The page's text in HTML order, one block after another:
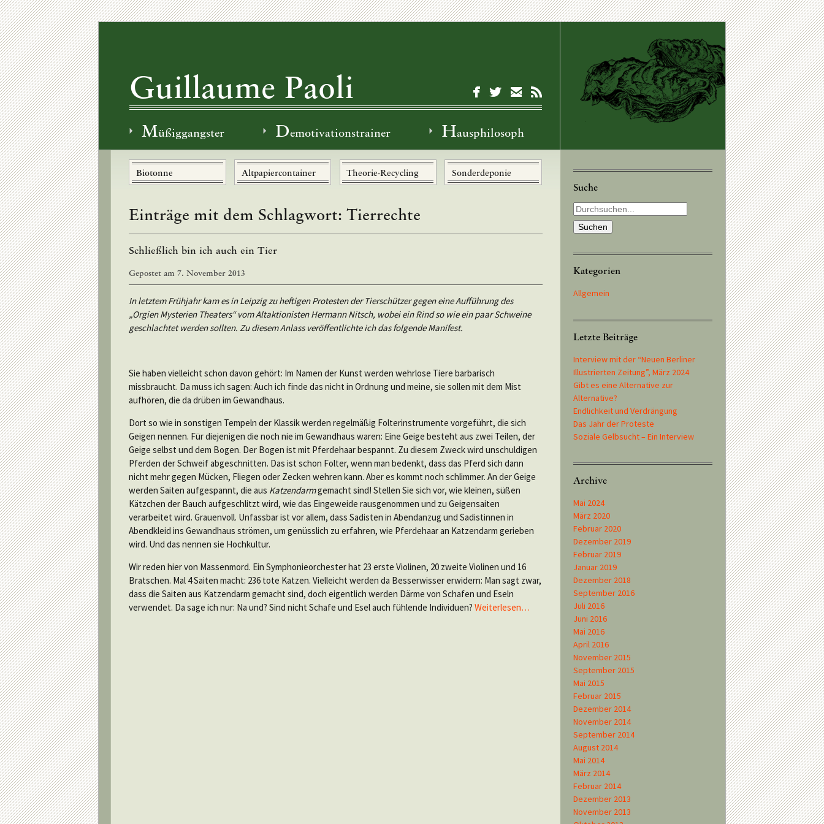
Guillaume Paoli
Müßiggangster Demotivationstrainer Hausphilosoph
Biotonne Altpapiercontainer Theorie-Recycling Sonderdeponie
Einträge mit dem Schlagwort: Tierrechte
Schließlich bin ich auch ein Tier
Gepostet am7. November 2013
In letztem Frühjahr kam es in Leipzig zu heftigen Protesten der Tierschützer gegen eine Aufführung des
„Orgien Mysterien Theaters“ vom Altaktionisten Hermann Nitsch, wobei ein Rind so wie ein paar Schweine
geschlachtet werden sollten. Zu diesem Anlass veröffentlichte ich das folgende Manifest.
Sie haben vielleicht schon davon gehört: Im Namen der Kunst werden wehrlose Tiere barbarisch
missbraucht. Da muss ich sagen: Auch ich finde das nicht in Ordnung und meine, sie sollen mit dem Mist
aufhören, die da drüben im Gewandhaus.
Dort so wie in sonstigen Tempeln der Klassik werden regelmäßig Folterinstrumente vorgeführt, die sich
Geigen nennen. Für diejenigen die noch nie im Gewandhaus waren: Eine Geige besteht aus zwei Teilen, der
Geige selbst und dem Bogen. Der Bogen ist mit Pferdehaar bespannt. Zu diesem Zweck wird unschuldigen
Pferden der Schweif abgeschnitten. Das ist schon Folter, wenn man bedenkt, dass das Pferd sich dann
nicht mehr gegen Mücken, Fliegen oder Zecken wehren kann. Aber es kommt noch schlimmer. An der Geige
werden Saiten aufgespannt, die aus Katzendarmgemacht sind! Stellen Sie sich vor, wie kleinen, süßen
Kätzchen der Bauch aufgeschlitzt wird, wie das Eingeweide rausgenommen und zu Geigensaiten
verarbeitet wird. Grauenvoll. Unfassbar ist vor allem, dass Sadisten in Abendanzug und Sadistinnen in
Abendkleid ins Gewandhaus strömen, um genüsslich zu erfahren, wie Pferdehaar an Katzendarm gerieben
wird. Und das nennen sie Hochkultur.
Wir reden hier von Massenmord. Ein Symphonieorchester hat 23 erste Violinen, 20 zweite Violinen und 16
Bratschen. Mal 4 Saiten macht: 236 tote Katzen. Vielleicht werden da Besserwisser erwidern: Man sagt zwar,
dass die Saiten aus Katzendarm gemacht sind, doch eigentlich werden Därme von Schafen und Eseln
verwendet. Da sage ich nur: Na und? Sind nicht Schafe und Esel auch fühlende Individuen?Weiterlesen…
Suche
Kategorien
Allgemein
Letzte Beiträge
Interview mit der “Neuen Berliner
Illustrierten Zeitung”, März 2024
Gibt es eine Alternative zur
Alternative?
Endlichkeit und Verdrängung
Das Jahr der Proteste
Soziale Gelbsucht – Ein Interview
Archive
Mai 2024
März 2020
Februar 2020
Dezember 2019
Februar 2019
Januar 2019
Dezember 2018
September 2016
Juli 2016
Juni 2016
Mai 2016
April 2016
November 2015
September 2015
Mai 2015
Februar 2015
Dezember 2014
November 2014
September 2014
August 2014
Mai 2014
März 2014
Februar 2014
Dezember 2013
November 2013